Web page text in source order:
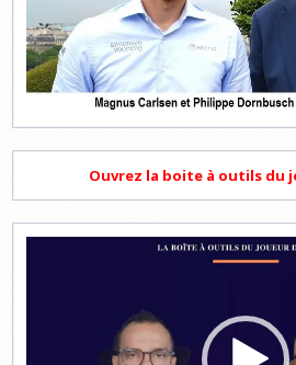
Ouvrez la boite à outils du